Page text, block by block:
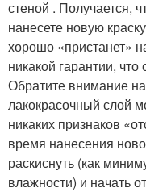
стеной . Получается,
нанесете новую
хорошо «пристанет»
никакой гарантии,
Обратите внимание
лакокрасочный слой
никаких признаков
время нанесения
раскиснуть (как
влажности) и начать